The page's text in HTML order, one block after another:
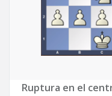
Ruptura en el